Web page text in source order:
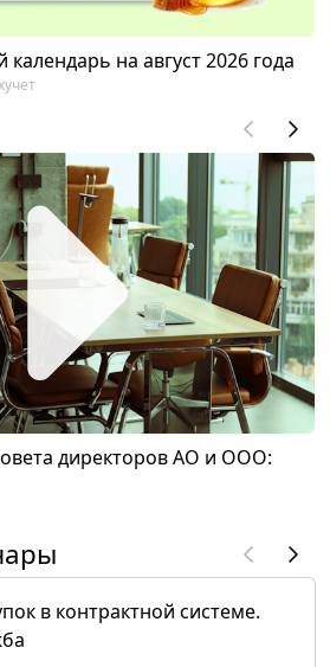
на август 2026 года
директоров АО и ООО:
в контрактной системе.